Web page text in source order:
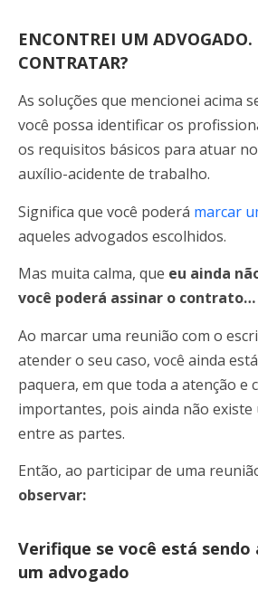
ENCONTREI UM ADVOGADO.
CONTRATAR?
As soluções que mencionei acima
você possa identificar os
os requisitos básicos para atuar
auxílio-acidente de trabalho.
Significa que você poderá marcar
aqueles advogados escolhidos.
Mas muita calma, que eu ainda
você poderá assinar o contrato…
Ao marcar uma reunião com o
atender o seu caso, você ainda
paquera, em que toda a atenção e
importantes, pois ainda não existe
entre as partes.
Então, ao participar de uma
observar:
Verifique se você está
um advogado